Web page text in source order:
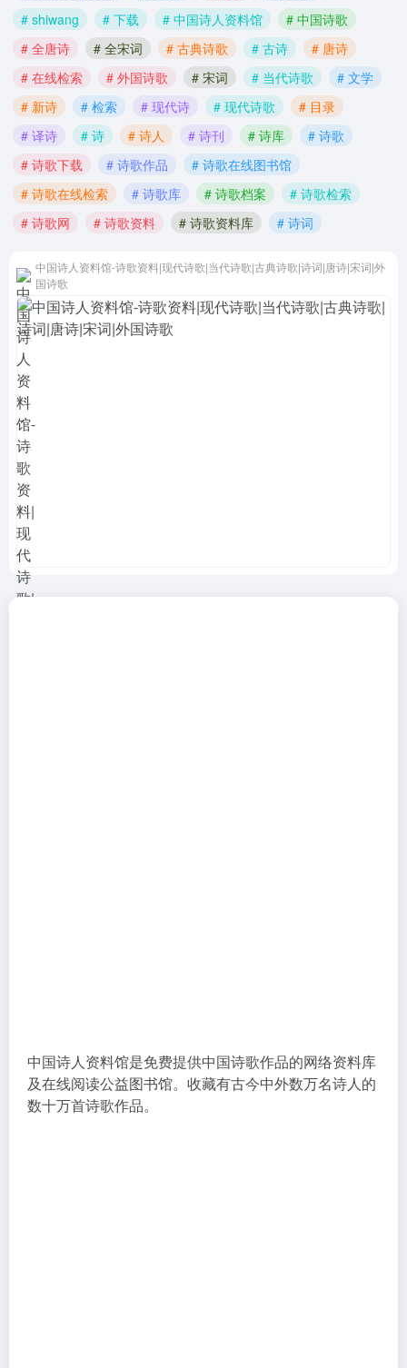
# shiwang
# 下载 # 中国诗人资料馆
# 中国诗歌
# 全唐诗
# 全宋词 # 古典诗歌 # 古诗
# 唐诗
# 在线检索
# 外国诗歌 # 宋词 # 当代诗歌
# 文学
# 新诗
# 检索 # 现代诗 # 现代诗歌
# 目录
# 译诗
# 诗 # 诗人 # 诗刊 # 诗库
# 诗歌
# 诗歌下载
# 诗歌作品
# 诗歌在线图书馆
# 诗歌在线检索
# 诗歌库 # 诗歌档案
# 诗歌检索
# 诗歌网
# 诗歌资料 # 诗歌资料库 # 诗词
中国诗人资料馆-诗歌资料|现代诗歌|当代诗歌|古典诗歌|诗词|唐诗|宋词|外
国诗歌
中国诗人资料馆是免费提供中国诗歌作品的网络资料库
及在线阅读公益图书馆。收藏有古今中外数万名诗人的
数十万首诗歌作品。